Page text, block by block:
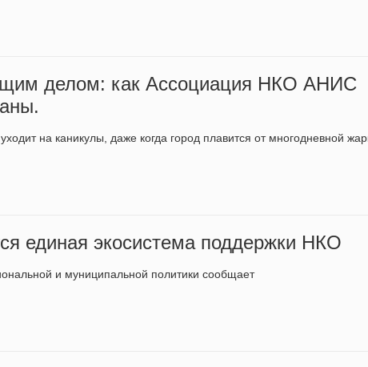
делом: как Ассоциация НКО АНИС
на каникулы, даже когда город плавится от многодневной
единая экосистема поддержки НКО
и муниципальной политики сообщает